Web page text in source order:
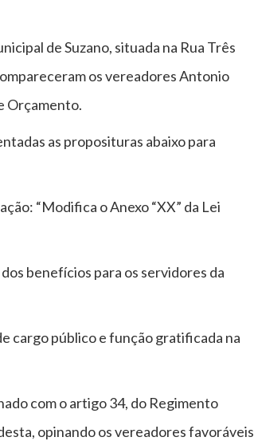
de Suzano, situada na Rua Três
os vereadores Antonio
Orçamento.
as proposituras abaixo para
“Modifica o Anexo “XX” da Lei
benefícios para os servidores da
cargo público e função gratificada na
com o artigo 34, do Regimento
opinando os vereadores favoráveis